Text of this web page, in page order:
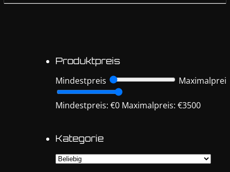
Produktpreis
Mindestpreis
Maximalpreis
Mindestpreis: €0 Maximalpreis: €3500
Kategorie